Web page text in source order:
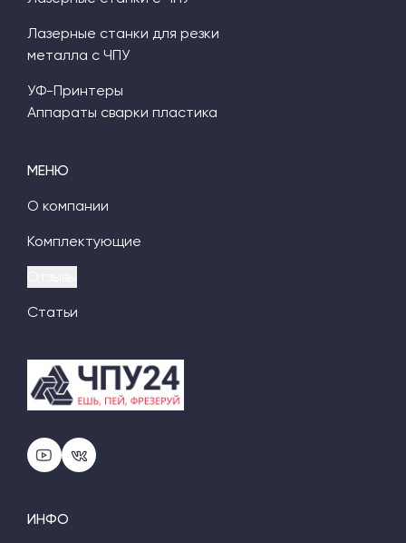
МЕНЮ
О компании
Комплектующие
Статьи
Лазерные станки для резки
металла с ЧПУ
УФ-Принтеры
Аппараты сварки пластика
ИНФО